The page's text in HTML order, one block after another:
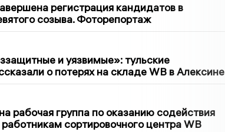
регистрация кандидатов в
созыва. Фоторепортаж
и уязвимые»: тульские
о потерях на складе WB в Алексине
рабочая группа по оказанию содействия
сортировочного центра WB